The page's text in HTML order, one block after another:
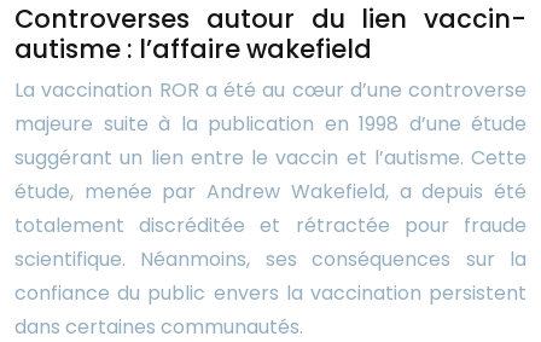
Controverses autour du lien vaccin-
autisme : l’affaire wakefield
La vaccination ROR a été au cœur d’une controverse
majeure suite à la publication en 1998 d’une étude
suggérant un lien entre le vaccin et l’autisme. Cette
étude, menée par Andrew Wakefield, a depuis été
totalement discréditée et rétractée pour fraude
scientifique. Néanmoins, ses conséquences sur la
confiance du public envers la vaccination persistent
dans certaines communautés.